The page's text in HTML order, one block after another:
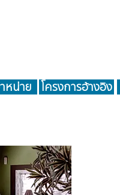
หน่าย โครงการอ้างอิง